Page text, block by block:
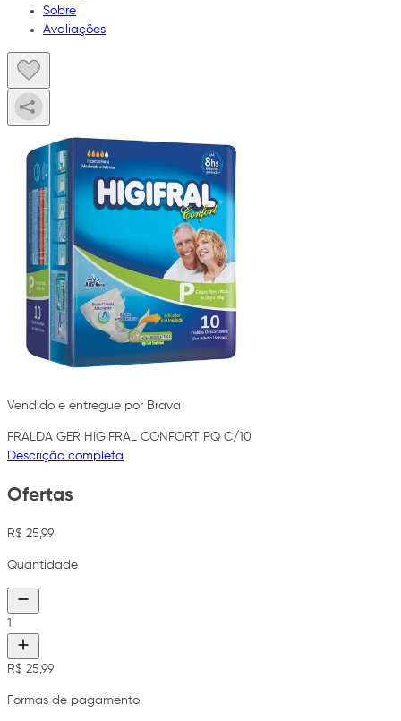
Sobre
Avaliações
Vendido e entregue por Brava
FRALDA GER HIGIFRAL CONFORT PQ C/10
Descrição completa
Ofertas
R$ 25,99
Quantidade
1
R$ 25,99
Formas de pagamento